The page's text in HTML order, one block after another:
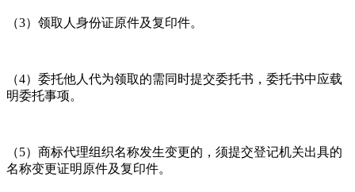
（3）领取人身份证原件及复印件。
（4）委托他人代为领取的需同时提交委托书，委托书中应载
明委托事项。
（5）商标代理组织名称发生变更的，须提交登记机关出具的
名称变更证明原件及复印件。